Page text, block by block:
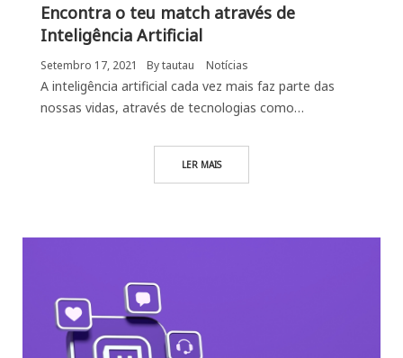
Encontra o teu match através de
Inteligência Artificial
Setembro 17, 2021 Bytautau Notícias
A inteligência artificial cada vez mais faz parte das
nossas vidas, através de tecnologias como…
LER MAIS